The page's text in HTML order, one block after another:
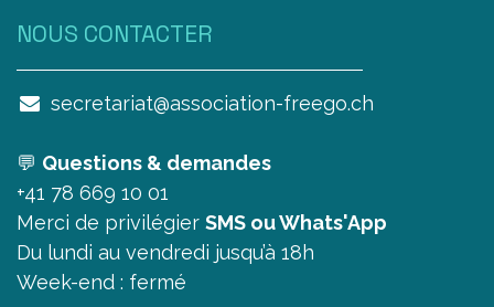
NOUS CONTAC​TER
secretariat@association-freego.ch
💬 Questions & demandes
+41 78 669 10 01
Merci de privilégier SMS ou Whats'App
Du lundi au vendredi jusqu’à 18h
Week-end : fermé